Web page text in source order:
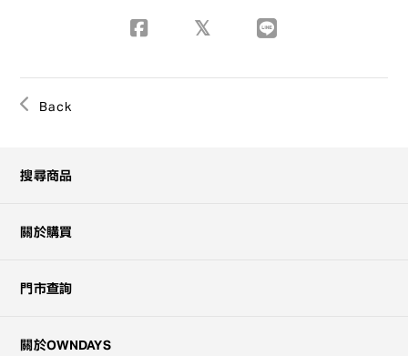
Back
搜尋商品
關於購買
門市查詢
關於OWNDAYS